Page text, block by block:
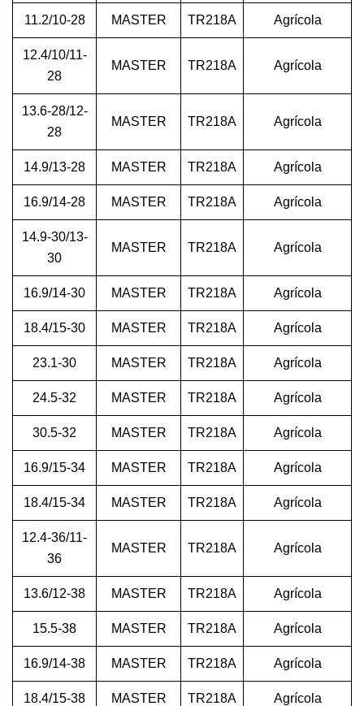
11.2/10-28 MASTER TR218A Agrícola
12.4/10/11-
28
MASTER TR218A Agrícola
13.6-28/12-
28
MASTER TR218A Agrícola
14.9/13-28 MASTER TR218A Agrícola
16.9/14-28 MASTER TR218A Agrícola
14.9-30/13-
30
MASTER TR218A Agrícola
16.9/14-30 MASTER TR218A Agrícola
18.4/15-30 MASTER TR218A Agrícola
23.1-30 MASTER TR218A Agrícola
24.5-32 MASTER TR218A Agrícola
30.5-32 MASTER TR218A Agrícola
16.9/15-34 MASTER TR218A Agrícola
18.4/15-34 MASTER TR218A Agrícola
12.4-36/11-
36
MASTER TR218A Agrícola
13.6/12-38 MASTER TR218A Agrícola
15.5-38 MASTER TR218A Agrícola
16.9/14-38 MASTER TR218A Agrícola
18.4/15-38 MASTER TR218A Agrícola